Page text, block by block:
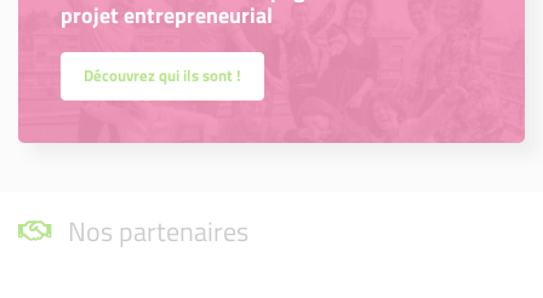
projet entrepreneurial
Découvrez qui ils sont !
Nos partenaires